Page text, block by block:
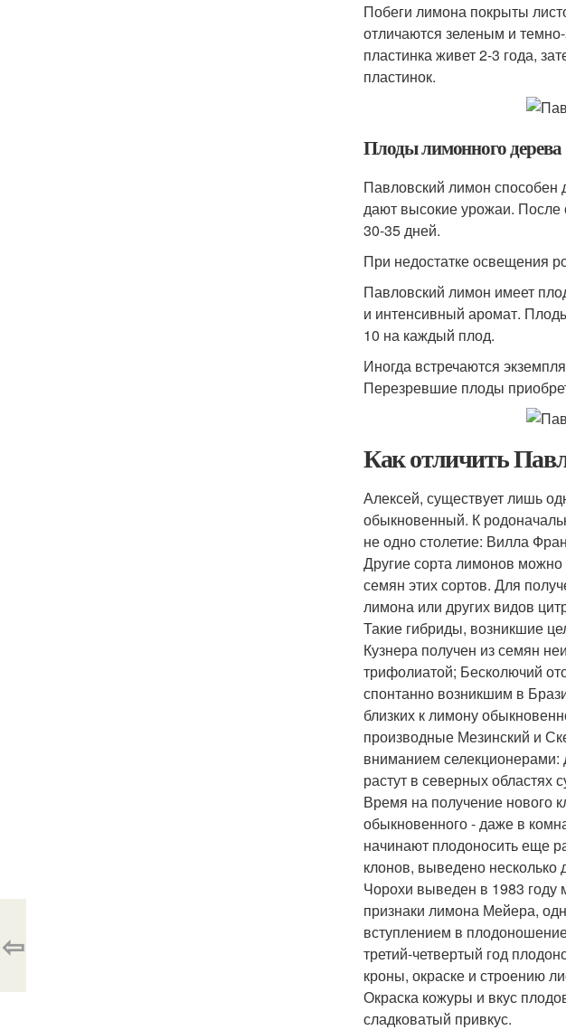
Побеги лимона покрыты
отличаются зеленым и
пластинка живет 2-3 года,
пластинок.
Плоды лимонного дерева
Павловский лимон способен
дают высокие урожаи. После
30-35 дней.
При недостатке освещения
Павловский лимон имеет
и интенсивный аромат.
10 на каждый плод.
Иногда встречаются
Перезревшие плоды
Как отличить
Алексей, существует лишь
обыкновенный. К
не одно столетие: Вилла
Другие сорта лимонов
семян этих сортов. Для
лимона или других видов
Такие гибриды, возникшие
Кузнера получен из семян
трифолиатой; Бесколючий
спонтанно возникшим в
близких к лимону
производные Мезинский и
вниманием селекционерами:
растут в северных областях
Время на получение нового
обыкновенного - даже в
начинают плодоносить еще
клонов, выведено
Чорохи выведен в 1983 году
признаки лимона Мейера,
вступлением в
третий-четвертый год
кроны, окраске и строению
Окраска кожуры и вкус
сладковатый привкус.
⇦